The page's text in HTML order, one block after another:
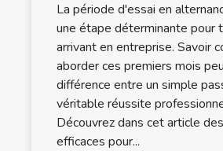
La période d'essai en
une étape déterminante pour
arrivant en entreprise. Savoir
aborder ces premiers mois
différence entre un simple
véritable réussite
Découvrez dans cet article
efficaces pour...